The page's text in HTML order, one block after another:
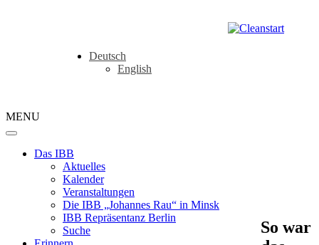
Deutsch
English
MENU
Das IBB
Aktuelles
Kalender
Veranstaltungen
Die IBB „Johannes Rau“ in Minsk
IBB Repräsentanz Berlin
Suche
So war